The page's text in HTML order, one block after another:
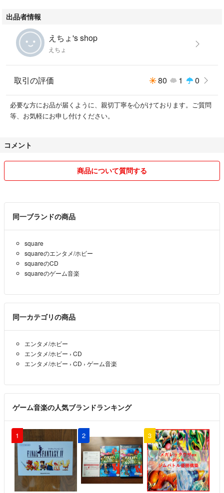
出品者情報
えちょ's shop
えちょ
取引の評価 80 1 0
必要な方にお品が届くように、親切丁寧を心がけております。ご質問
等、お気軽にお申し付けください。
コメント
商品について質問する
同一ブランドの商品
square
squareのエンタメ/ホビー
squareのCD
squareのゲーム音楽
同一カテゴリの商品
エンタメ/ホビー
エンタメ/ホビー › CD
エンタメ/ホビー › CD › ゲーム音楽
ゲーム音楽の人気ブランドランキング
1 2 3